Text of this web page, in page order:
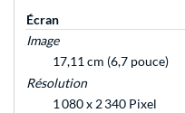
Écran
Image
17,11 cm (6,7 pouce)
Résolution
1 080 x 2 340 Pixel